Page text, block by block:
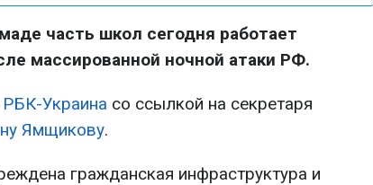
часть школ сегодня работает
массированной ночной атаки РФ.
РБК-Украина со ссылкой на секретаря
Ямщикову.
гражданская инфраструктура и